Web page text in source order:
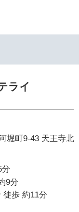
ライ
堀町9-43 天王寺北
9分
徒歩 約11分